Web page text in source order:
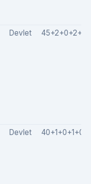
Devlet 45+2+0+2+0
Devlet 40+1+0+1+0